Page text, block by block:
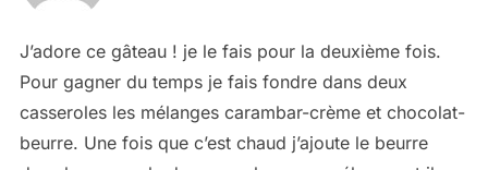
J’adore ce gâteau ! je le fais pour la deuxième fois.
Pour gagner du temps je fais fondre dans deux
casseroles les mélanges carambar-crème et chocolat-
beurre. Une fois que c’est chaud j’ajoute le beurre